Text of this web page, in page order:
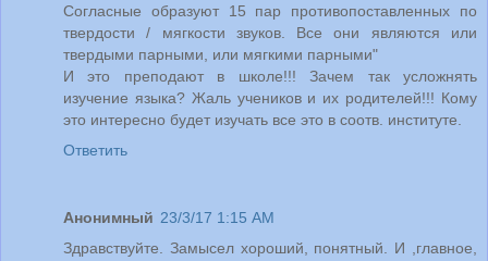
Согласные образуют 15 пар противопоставленных по
твердости / мягкости звуков. Все они являются или
твердыми парными, или мягкими парными"
И это преподают в школе!!! Зачем так усложнять
изучение языка? Жаль учеников и их родителей!!! Кому
это интересно будет изучать все это в соотв. институте.
Ответить
Анонимный 23/3/17 1:15 AM
Здравствуйте. Замысел хороший, понятный. И ,главное,